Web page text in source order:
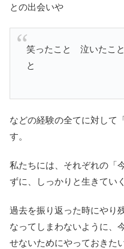
との出会いや
笑ったこと 泣いたこ
と
などの経験の全てに対して
す。
私たちには、それぞれの「
ずに、しっかりと生きてい
過去を振り返った時にやり
なってしまわないように、
せないためにやっておきた